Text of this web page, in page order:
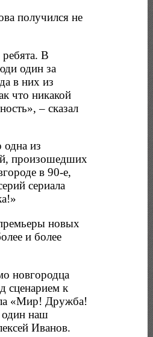
получился не
В
один за
в них из
что никакой
– сказал
из
произошедших
в 90-е,
сериала
новых
и более
новгородца
сценарием к
«Мир! Дружба!
один наш
Иванов.